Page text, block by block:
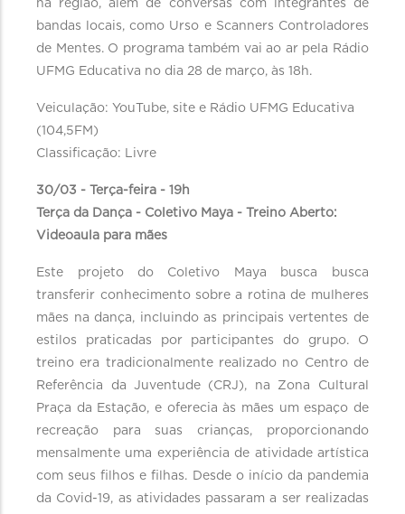
na região, além de conversas com integrantes de
bandas locais, como Urso e Scanners Controladores
de Mentes. O programa também vai ao ar pela Rádio
UFMG Educativa no dia 28 de março, às 18h.
Veiculação: YouTube, site e Rádio UFMG Educativa
(104,5FM)
Classificação: Livre
30/03 - Terça-feira - 19h
Terça da Dança - Coletivo Maya - Treino Aberto:
Videoaula para mães
Este projeto do Coletivo Maya busca busca
transferir conhecimento sobre a rotina de mulheres
mães na dança, incluindo as principais vertentes de
estilos praticadas por participantes do grupo. O
treino era tradicionalmente realizado no Centro de
Referência da Juventude (CRJ), na Zona Cultural
Praça da Estação, e oferecia às mães um espaço de
recreação para suas crianças, proporcionando
mensalmente uma experiência de atividade artística
com seus filhos e filhas. Desde o início da pandemia
da Covid-19, as atividades passaram a ser realizadas